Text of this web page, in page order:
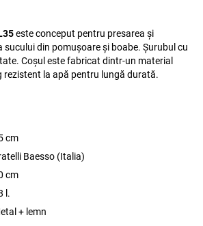
este conceput pentru presarea și
sucului din pomușoare și boabe. Șurubul cu
Coșul este fabricat dintr-un material
rezistent la apă pentru lungă durată.
cm
Baesso (Italia)
cm
l.
+ lemn